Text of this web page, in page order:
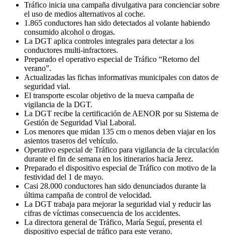
Tráfico inicia una campaña divulgativa para concienciar sobre
el uso de medios alternativos al coche.
1.865 conductores han sido detectados al volante habiendo
consumido alcohol o drogas.
La DGT aplica controles integrales para detectar a los
conductores multi-infractores.
Preparado el operativo especial de Tráfico “Retorno del
verano”.
Actualizadas las fichas informativas municipales con datos de
seguridad vial.
El transporte escolar objetivo de la nueva campaña de
vigilancia de la DGT.
La DGT recibe la certificación de AENOR por su Sistema de
Gestión de Seguridad Vial Laboral.
Los menores que midan 135 cm o menos deben viajar en los
asientos traseros del vehículo.
Operativo especial de Tráfico para vigilancia de la circulación
durante el fin de semana en los itinerarios hacia Jerez.
Preparado el dispositivo especial de Tráfico con motivo de la
festividad del 1 de mayo.
Casi 28.000 conductores han sido denunciados durante la
última campaña de control de velocidad.
La DGT trabaja para mejorar la seguridad vial y reducir las
cifras de víctimas consecuencia de los accidentes.
La directora general de Tráfico, María Seguí, presenta el
dispositivo especial de tráfico para este verano.